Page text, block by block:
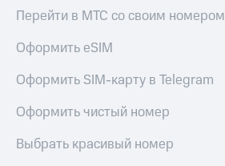
Перейти в МТС со своим номером
Оформить eSIM
Оформить SIM-карту в Telegram
Оформить чистый номер
Выбрать красивый номер